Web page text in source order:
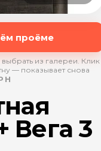
проёме
из галереи. Клик
— показывает снова
Вега 3